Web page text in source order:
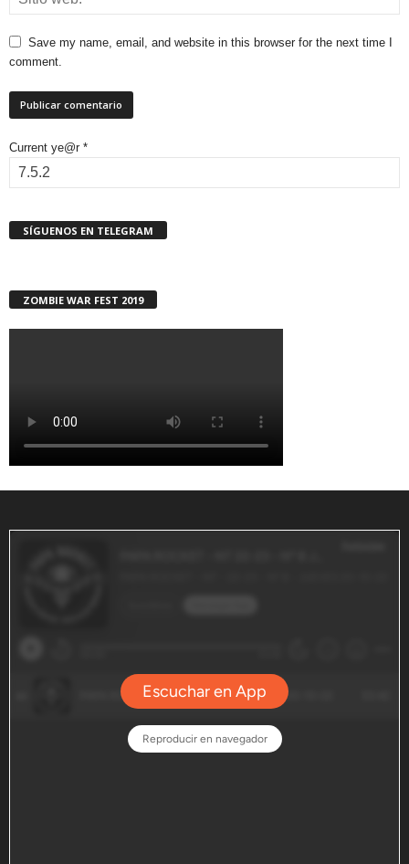
Save my name, email, and website in this browser for the next time I
comment.
Current ye@r *
SÍGUENOS EN TELEGRAM
ZOMBIE WAR FEST 2019